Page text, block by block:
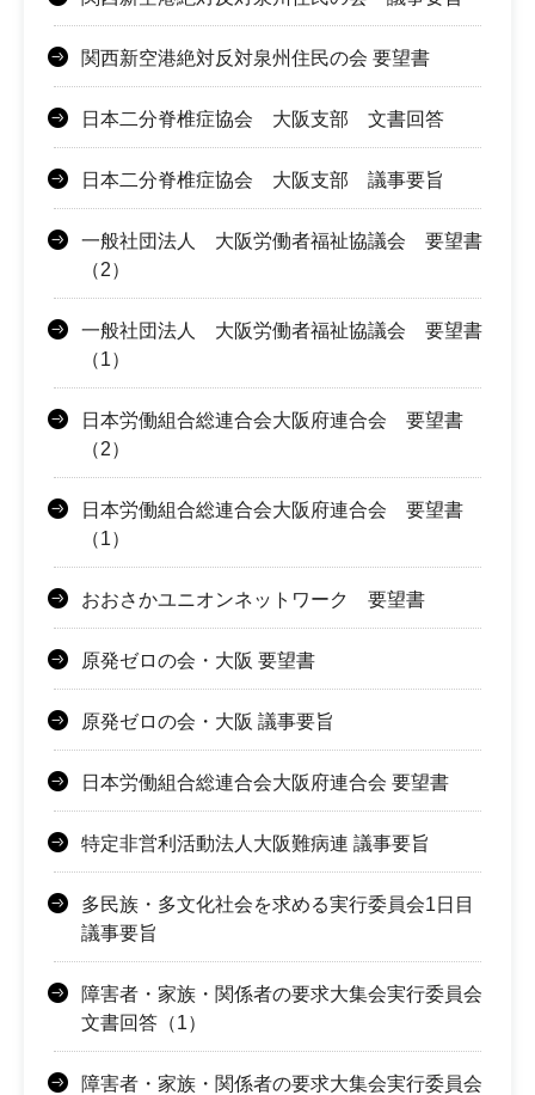
関西新空港絶対反対泉州住民の会 要望書
日本二分脊椎症協会 大阪支部 文書回答
日本二分脊椎症協会 大阪支部 議事要旨
一般社団法人 大阪労働者福祉協議会 要望書
（2）
一般社団法人 大阪労働者福祉協議会 要望書
（1）
日本労働組合総連合会大阪府連合会 要望書
（2）
日本労働組合総連合会大阪府連合会 要望書
（1）
おおさかユニオンネットワーク 要望書
原発ゼロの会・大阪 要望書
原発ゼロの会・大阪 議事要旨
日本労働組合総連合会大阪府連合会 要望書
特定非営利活動法人大阪難病連 議事要旨
多民族・多文化社会を求める実行委員会1日目
議事要旨
障害者・家族・関係者の要求大集会実行委員会
文書回答（1）
障害者・家族・関係者の要求大集会実行委員会